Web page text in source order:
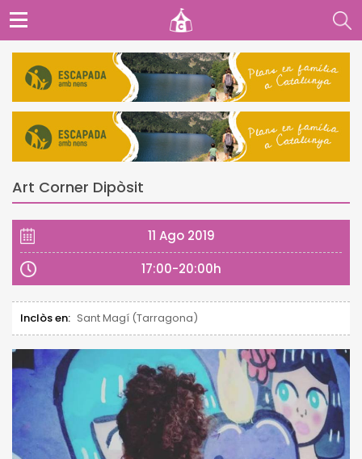
Art Corner Dipòsit
11 Ago 2019
17:00-20:00h
Inclòs en: Sant Magí (Tarragona)